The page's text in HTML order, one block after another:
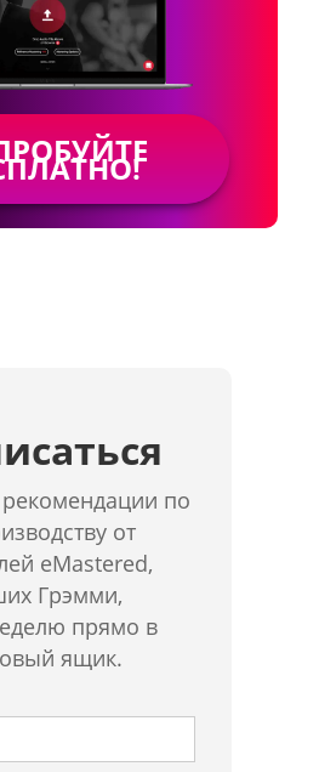
по
от
eMastered,
Грэмми,
прямо в
ящик.